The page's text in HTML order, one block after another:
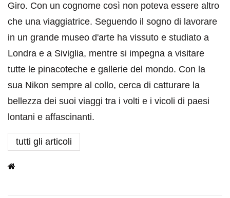
Giro. Con un cognome così non poteva essere altro
che una viaggiatrice. Seguendo il sogno di lavorare
in un grande museo d'arte ha vissuto e studiato a
Londra e a Siviglia, mentre si impegna a visitare
tutte le pinacoteche e gallerie del mondo. Con la
sua Nikon sempre al collo, cerca di catturare la
bellezza dei suoi viaggi tra i volti e i vicoli di paesi
lontani e affascinanti.
tutti gli articoli